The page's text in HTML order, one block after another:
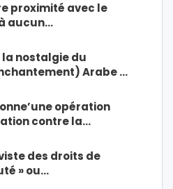
proximité avec le
aucun…
la nostalgie du
Arabe …
opération
contre la…
des droits de
» ou…